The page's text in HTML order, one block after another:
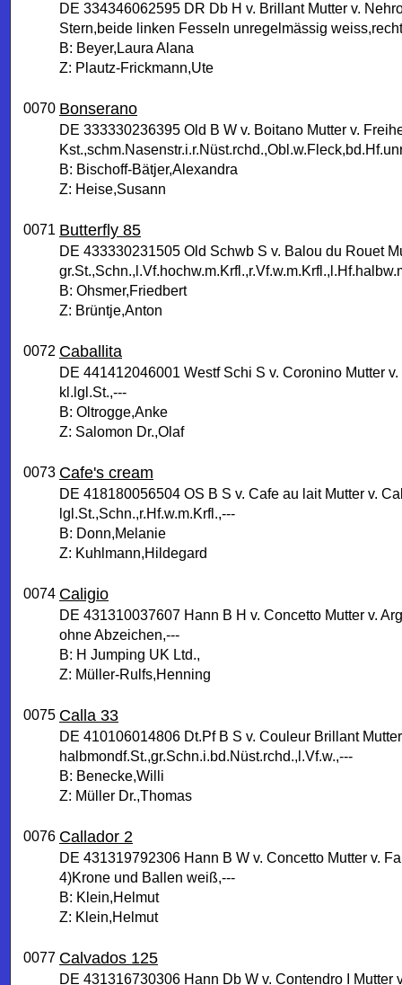
DE 334346062595 DR Db H v. Brillant Mutter v.
Stern,beide linken Fesseln unregelmässig
B: Beyer,Laura Alana
Z: Plautz-Frickmann,Ute
0070 Bonserano
DE 333330236395 Old B W v. Boitano Mutter v.
B: Bischoff-Bätjer,Alexandra
Z: Heise,Susann
0071 Butterfly 85
DE 433330231505 Old Schwb S v. Balou du Rouet
B: Ohsmer,Friedbert
Z: Brüntje,Anton
0072 Caballita
DE 441412046001 Westf Schi S v. Coronino Mutter
kl.lgl.St.,---
B: Oltrogge,Anke
Z: Salomon Dr.,Olaf
0073 Cafe's cream
DE 418180056504 OS B S v. Cafe au lait Mutter v.
lgl.St.,Schn.,r.Hf.w.m.Krfl.,---
B: Donn,Melanie
Z: Kuhlmann,Hildegard
0074 Caligio
DE 431310037607 Hann B H v. Concetto Mutter v.
ohne Abzeichen,---
B: H Jumping UK Ltd.,
Z: Müller-Rulfs,Henning
0075 Calla 33
DE 410106014806 Dt.Pf B S v. Couleur Brillant
halbmondf.St.,gr.Schn.i.bd.Nüst.rchd.,l.Vf.w.,---
B: Benecke,Willi
Z: Müller Dr.,Thomas
0076 Callador 2
DE 431319792306 Hann B W v. Concetto Mutter v.
4)Krone und Ballen weiß,---
B: Klein,Helmut
Z: Klein,Helmut
0077 Calvados 125
DE 431316730306 Hann Db W v. Contendro I Mutter